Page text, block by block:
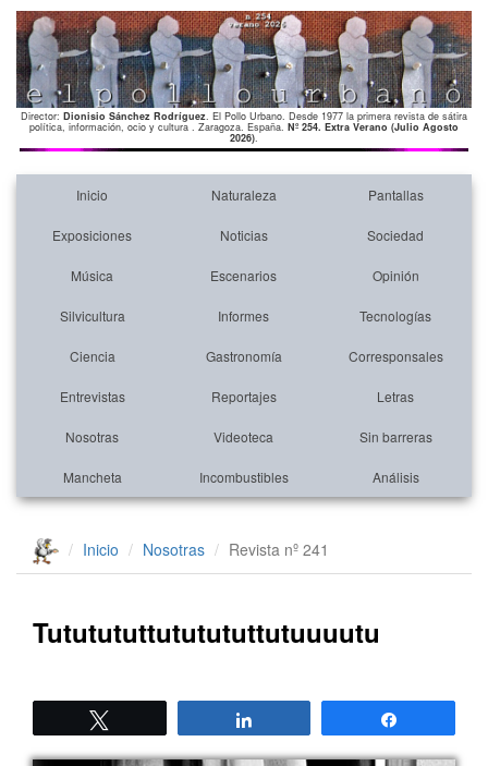
Director: Dionisio Sánchez Rodríguez. El Pollo Urbano. Desde 1977 la primera revista de sátira
política, información, ocio y cultura . Zaragoza. España. Nº 254. Extra Verano (Julio Agosto
2026).
Inicio Naturaleza Pantallas
Exposiciones Noticias Sociedad
Música Escenarios Opinión
Silvicultura Informes Tecnologías
Ciencia Gastronomía Corresponsales
Entrevistas Reportajes Letras
Nosotras Videoteca Sin barreras
Mancheta Incombustibles Análisis
Inicio Nosotras Revista nº 241
Tututututtututututtutuuuutu